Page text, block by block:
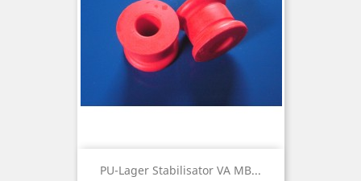
PU-Lager Stabilisator VA MB...